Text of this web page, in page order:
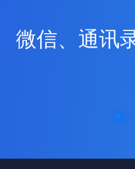
微信、通讯